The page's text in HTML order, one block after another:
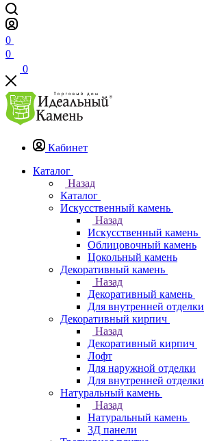
0
0
0
Кабинет
Каталог
Назад
Каталог
Искусственный камень
Назад
Искусственный камень
Облицовочный камень
Цокольный камень
Декоративный камень
Назад
Декоративный камень
Для внутренней отделки
Декоративный кирпич
Назад
Декоративный кирпич
Лофт
Для наружной отделки
Для внутренней отделки
Натуральный камень
Назад
Натуральный камень
3Д панели